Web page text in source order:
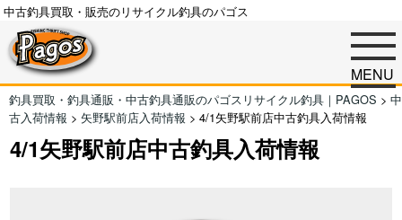
中古釣具買取・販売のリサイクル釣具のパゴス
MENU
釣具買取・釣具通販・中古釣具通販のパゴスリサイクル釣具｜PAGOS > 中
古入荷情報 > 矢野駅前店入荷情報 > 4/1矢野駅前店中古釣具入荷情報
4/1矢野駅前店中古釣具入荷情報